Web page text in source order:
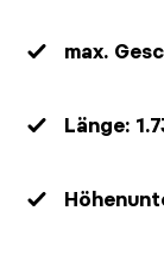
max.
Länge: